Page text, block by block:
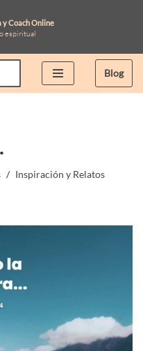
y Coach Online
espiritual
Blog
Inspiración y Relatos